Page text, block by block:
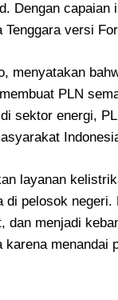
Dengan capaian
versi
menyatakan
PLN
sektor energi,
layanan
di pelosok
menjadi
menandai